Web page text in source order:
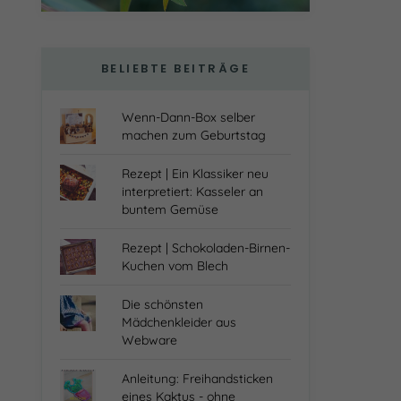
BELIEBTE BEITRÄGE
Wenn-Dann-Box selber
machen zum Geburtstag
Rezept | Ein Klassiker neu
interpretiert: Kasseler an
buntem Gemüse
Rezept | Schokoladen-Birnen-
Kuchen vom Blech
Die schönsten
Mädchenkleider aus
Webware
Anleitung: Freihandsticken
eines Kaktus - ohne